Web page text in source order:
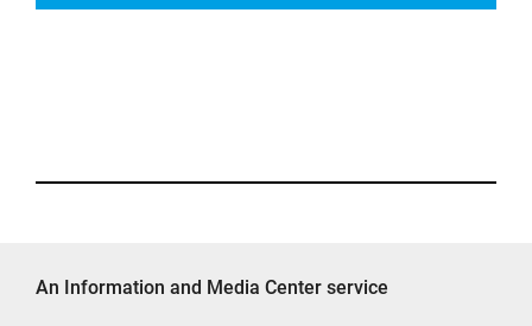
An Information and Media Center service